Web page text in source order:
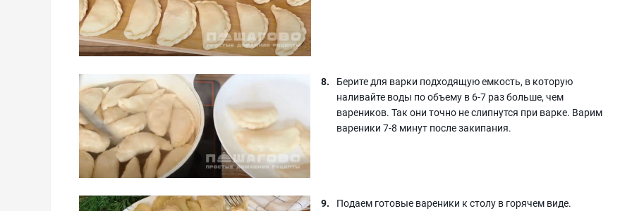
Берите для варки подходящую емкость, в которую
наливайте воды по объему в 6-7 раз больше, чем
вареников. Так они точно не слипнутся при варке. Варим
вареники 7-8 минут после закипания.
Подаем готовые вареники к столу в горячем виде.